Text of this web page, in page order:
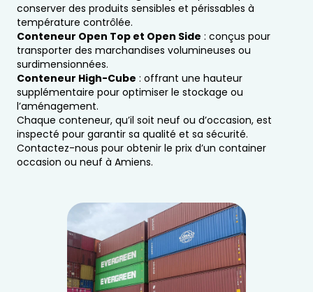
conserver des produits sensibles et périssables à
température contrôlée.
Conteneur Open Top et Open Side : conçus pour
transporter des marchandises volumineuses ou
surdimensionnées.
Conteneur High-Cube : offrant une hauteur
supplémentaire pour optimiser le stockage ou
l’aménagement.
Chaque conteneur, qu’il soit neuf ou d’occasion, est
inspecté pour garantir sa qualité et sa sécurité.
Contactez-nous pour obtenir le prix d’un container
occasion ou neuf à Amiens.